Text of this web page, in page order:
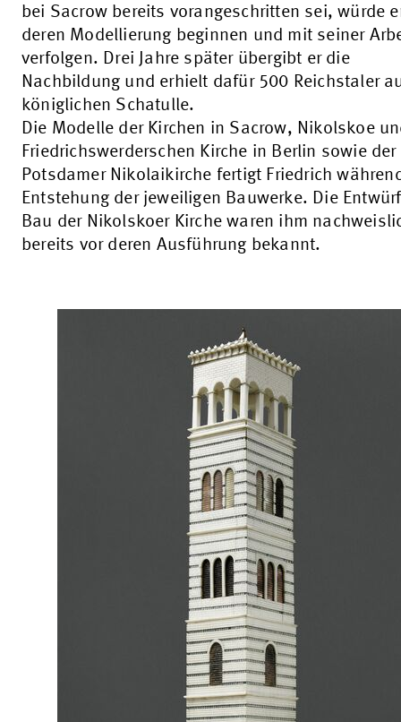
bei Sacrow bereits vorangeschritten sei, würde
deren Modellierung beginnen und mit seiner
verfolgen. Drei Jahre später übergibt er die
Nachbildung und erhielt dafür 500 Reichstaler
königlichen Schatulle.
Die Modelle der Kirchen in Sacrow, Nikolskoe
Friedrichswerderschen Kirche in Berlin sowie der
Potsdamer Nikolaikirche fertigt Friedrich
Entstehung der jeweiligen Bauwerke. Die
Bau der Nikolskoer Kirche waren ihm
bereits vor deren Ausführung bekannt.